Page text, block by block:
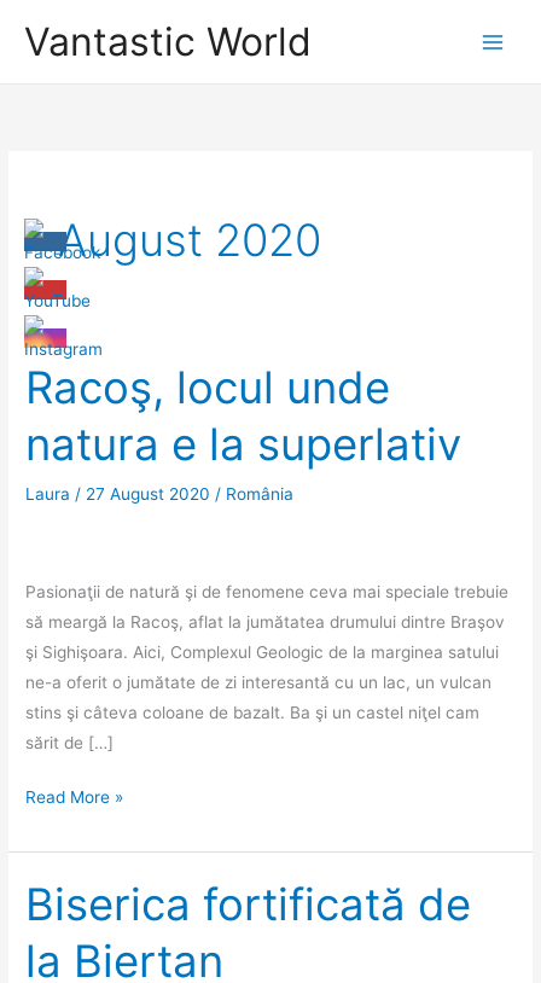
Vantastic World
August 2020
Racoş, locul unde
natura e la superlativ
Laura / 27 August 2020 / România
Pasionaţii de natură şi de fenomene ceva mai speciale trebuie
să meargă la Racoş, aflat la jumătatea drumului dintre Braşov
şi Sighişoara. Aici, Complexul Geologic de la marginea satului
ne-a oferit o jumătate de zi interesantă cu un lac, un vulcan
stins şi câteva coloane de bazalt. Ba şi un castel niţel cam
sărit de […]
Racoş,
unde
natura
e
la
superlativ
Read More »
Biserica fortificată de
la Biertan